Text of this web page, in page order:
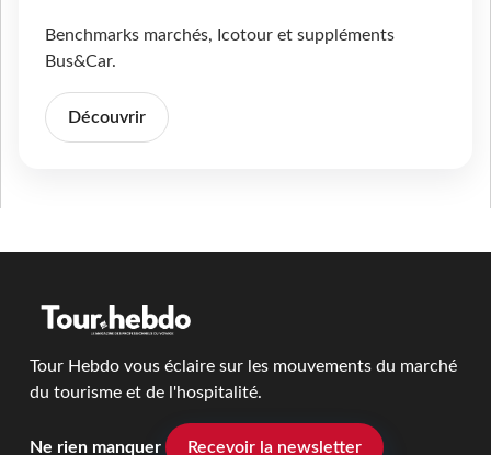
Benchmarks marchés, Icotour et suppléments
Bus&Car.
Découvrir
Tour Hebdo vous éclaire sur les mouvements du marché
du tourisme et de l'hospitalité.
Ne rien manquer Recevoir la newsletter